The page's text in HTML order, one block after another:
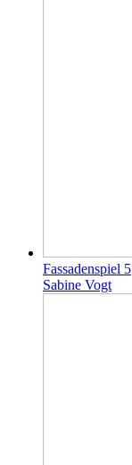
Fassadenspiel 5
Sabine Vogt